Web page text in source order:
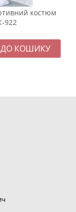
костюм
922